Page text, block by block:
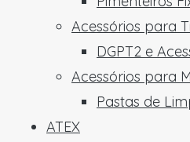
Acessórios para
DGPT2 e
Acessórios para
Pastas de
ATEX